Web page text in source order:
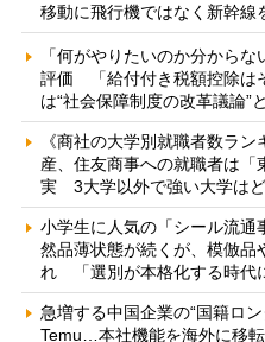
移動に飛行機ではなく新幹線
「何がやりたいのか分から
評価 「給付付き税額控除は
は“社会保障制度の改革議論”
《商社の大学別就職者数ラ
産、住友商事への就職者は「
実 3大学以外で強い大学は
小学生に人気の「シール流
然品薄状態が続くが、模倣品
れ 「選別が本格化する時代
急増する中国企業の“国籍ロ
Temu…本社機能を海外に移